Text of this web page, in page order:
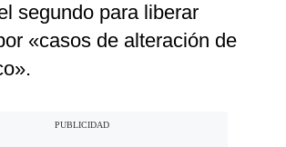
segundo para liberar
«casos de alteración de